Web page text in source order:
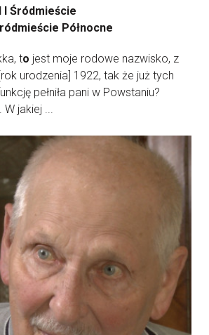
I Śródmieście
Północne
to jest moje rodowe nazwisko, z
urodzenia] 1922, tak że już tych
pełniła pani w Powstaniu?
W jakiej ...